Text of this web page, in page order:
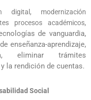
digital, modernización
procesos académicos,
de vanguardia,
enseñanza-aprendizaje,
eliminar trámites
la rendición de cuentas.
Social